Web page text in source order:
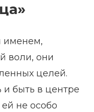
именем,
воли, они
целей.
и быть в центре
не особо